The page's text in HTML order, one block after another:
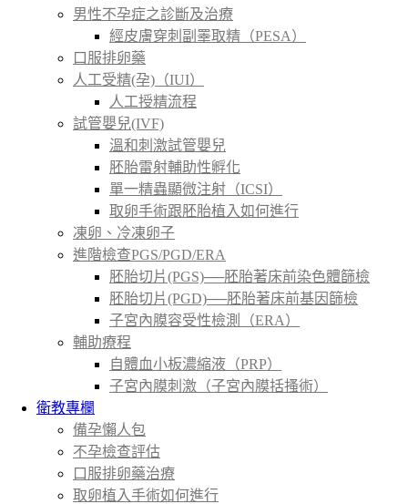
男性不孕症之診斷及治療
經皮膚穿刺副睪取精（PESA）
口服排卵藥
人工受精(孕)（IUI）
人工授精流程
試管嬰兒(IVF)
溫和刺激試管嬰兒
胚胎雷射輔助性孵化
單一精蟲顯微注射（ICSI）
取卵手術跟胚胎植入如何進行
凍卵、冷凍卵子
進階檢查PGS/PGD/ERA
胚胎切片(PGS)──胚胎著床前染色體篩檢
胚胎切片(PGD)──胚胎著床前基因篩檢
子宮內膜容受性檢測（ERA）
輔助療程
自體血小板濃縮液（PRP）
子宮內膜刺激（子宮內膜括搔術）
衛教專欄
備孕懶人包
不孕檢查評估
口服排卵藥治療
取卵植入手術如何進行